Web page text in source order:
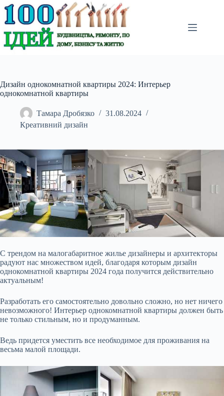
Перейти
до
вмісту
Дизайн однокомнатной квартиры 2024: Интерьер
однокомнатной квартиры
Тамара Дробязко
31.08.2024
Креативний дизайн
С трендом на малогабаритное жилье дизайнеры и архитекторы
радуют нас множеством идей, благодаря которым дизайн
однокомнатной квартиры 2024 года получится действительно
актуальным!
Разработать его самостоятельно довольно сложно, но нет ничего
невозможного! Интерьер однокомнатной квартиры должен быть
не только стильным, но и продуманным.
Ведь придется уместить все необходимое для проживания на
весьма малой площади.